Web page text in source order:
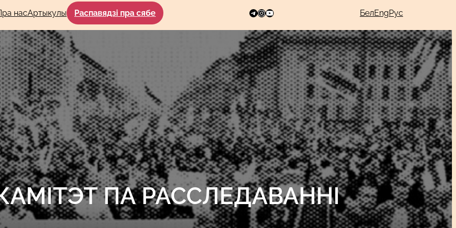
насАртыкулы Распавядзі пра сябе Telegram
Instagram
YouTube БелEngРус
ПА РАССЛЕДАВАННІ